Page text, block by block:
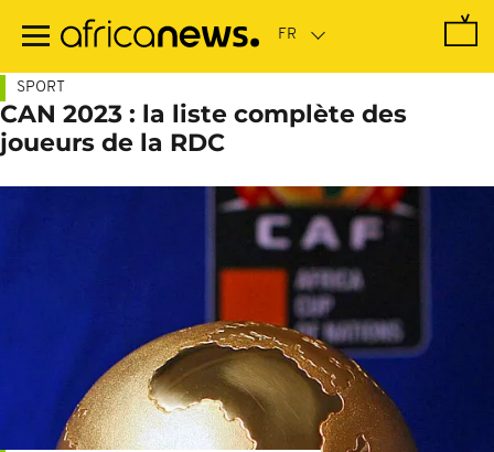
contenu
SPORT
CAN 2023 : la liste complète des
joueurs de la RDC